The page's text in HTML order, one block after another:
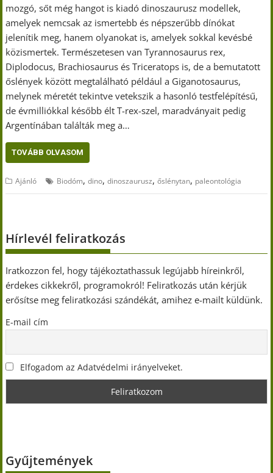
mozgó, sőt még hangot is kiadó dinoszaurusz modellek,
amelyek nemcsak az ismertebb és népszerűbb dínókat
jelenítik meg, hanem olyanokat is, amelyek sokkal kevésbé
közismertek. Természetesen van Tyrannosaurus rex,
Diplodocus, Brachiosaurus és Triceratops is, de a bemutatott
őslények között megtalálható például a Giganotosaurus,
melynek méretét tekintve vetekszik a hasonló testfelépítésű,
de évmilliókkal később élt T-rex-szel, maradványait pedig
Argentínában találták meg a…
TOVÁBB OLVASOM
Ajánló Biodóm,dino,dinoszaurusz,őslénytan, paleontológia
Hírlevél feliratkozás
Iratkozzon fel, hogy tájékoztathassuk legújabb híreinkről,
érdekes cikkekről, programokról! Feliratkozás után kérjük
erősítse meg feliratkozási szándékát, amihez e-mailt küldünk.
E-mail cím
Elfogadom az Adatvédelmi irányelveket.
Gyűjtemények